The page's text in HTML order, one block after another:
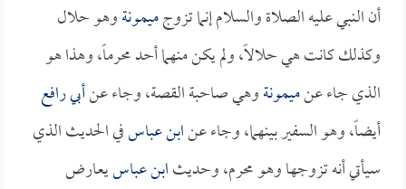
أن النبي عليه الصلاة والسلام إنما تزوجميمونةوهو حلال
وكذلك كانت هي حلالاً، ولم يكن منهما أحد محرماً، وهذا هو
الذي جاء عنميمونةوهي صاحبة القصة، وجاء عنأبي رافع
أيضاً، وهو السفير بينهما، وجاء عنابن عباسفي الحديث الذي
سيأتي أنه تزوجها وهو محرم، وحديثابن عباسيعارض